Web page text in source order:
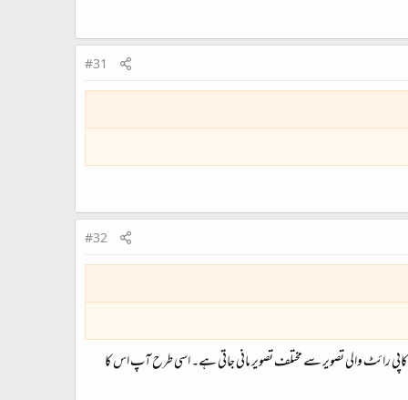
#31
#32
رائٹ والی تصویر سے مختلف تصویر مانی جاتی ہے۔ اسی طرح آپ اس کا